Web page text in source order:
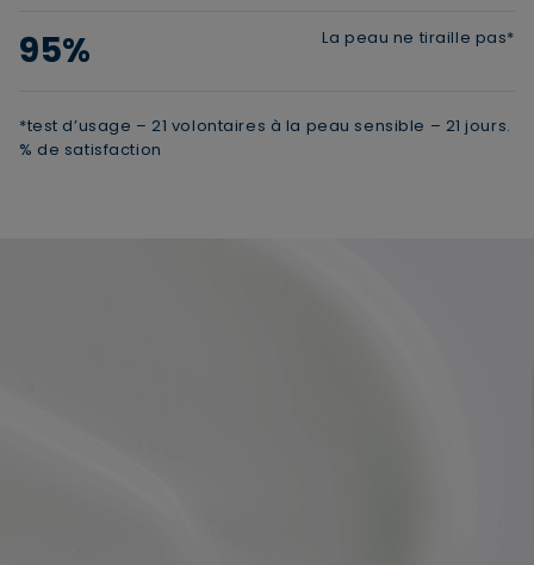
95% La peau ne tiraille pas*
*test d’usage – 21 volontaires à la peau sensible – 21 jours.
% de satisfaction